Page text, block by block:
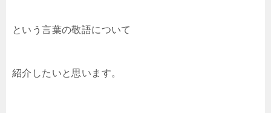
という言葉の敬語について
紹介したいと思います。